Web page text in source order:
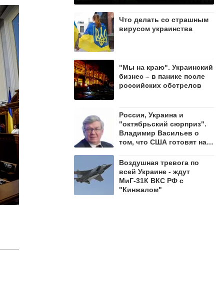
Что делать со страшным
вирусом украинства
"Мы на краю". Украинский
бизнес – в панике после
российских обстрелов
Россия, Украина и
"октябрьский сюрприз".
Владимир Васильев о
том, что США готовят на
Воздушная тревога по
всей Украине - ждут
МиГ-31К ВКС РФ с
"Кинжалом"